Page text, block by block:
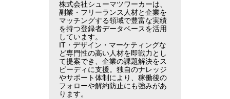
株式会社シューマツワーカーは、
副業・フリーランス人材と企業を
マッチングする領域で豊富な実績
を持つ登録者データベースを活用
しています。
IT・デザイン・マーケティングな
ど専門性の高い人材を即戦力とし
て提案でき、企業の課題解決をス
ピーディに支援。独自のナレッジ
やサポート体制により、稼働後の
フォローや解約防止にも強みがあ
ります。